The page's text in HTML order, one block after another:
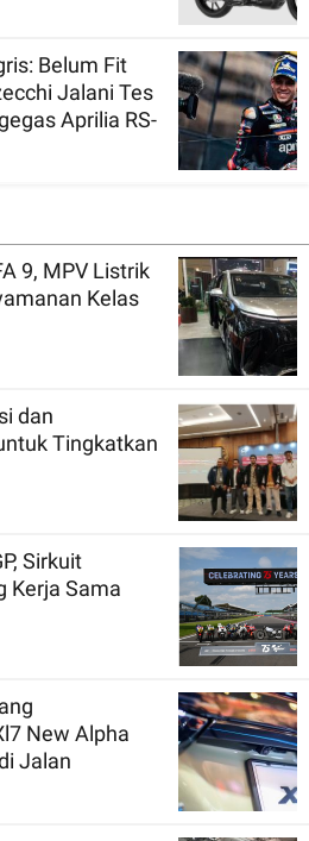
Belum Fit
Jalani Tes
Aprilia RS-
9, MPV Listrik
Kelas
dan
Tingkatkan
Sirkuit
Kerja Sama
New Alpha
Jalan